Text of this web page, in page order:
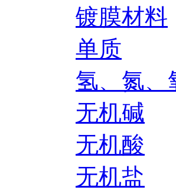
镀膜材料
单质
氢、氮、
无机碱
无机酸
无机盐